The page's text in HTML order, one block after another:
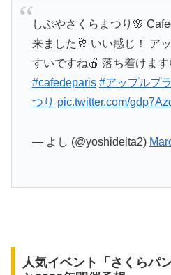
しぶやさくらまつり🌸
来ました🥂 いい感じ！ ア
すいですね🍎 落ち着けます
#cafedeparis #アップルプ
つり pic.twitter.com/
— よし (@yoshidelta2)
人気イベント「さくらパ